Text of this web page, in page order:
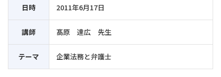
日時 2011年6月17日
講師 髙原 達広 先生
テーマ 企業法務と弁護士